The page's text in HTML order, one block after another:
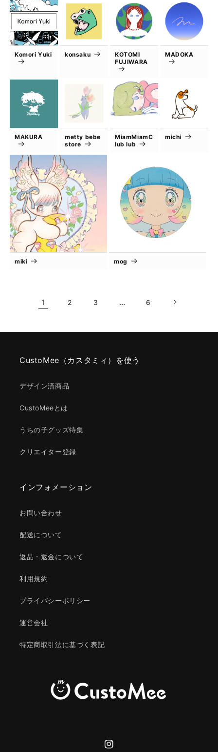
Komori Yuki konsaku
KOTOMI
FUJIWARA
MADOKA
MAKURA
metty bebe
store
MiamMiamC
lub lub
michi
miki mog
1 2 3 … 6
CustoMee（カスタミィ）を使う
デザイン済商品
CustoMeeとは
うちの子グッズ特集
クリエイター登録
インフォメーション
お問い合わせ
配送について
返品・返金について
利用規約
プライバシーポリシー
運営会社
特定商取引法に基づく表記
Instagram